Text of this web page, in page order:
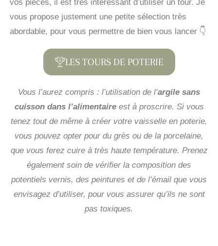
vos pièces, il est très intéressant d’utiliser un tour. Je
vous propose justement une petite sélection très
abordable, pour vous permettre de bien vous lancer 👇
LES TOURS DE POTERIE
Vous l’aurez compris : l’utilisation de l’argile sans
cuisson dans l’alimentaireest à proscrire. Si vous
tenez tout de même à créer votre vaisselle en poterie,
vous pouvez opter pour du grès ou de la porcelaine,
que vous ferez cuire à très haute température. Prenez
également soin de vérifier la composition des
potentiels vernis, des peintures et de l’émail que vous
envisagez d’utiliser, pour vous assurer qu’ils ne sont
pas toxiques.